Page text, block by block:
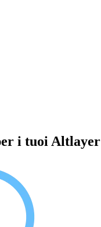
i tuoi Altlayer